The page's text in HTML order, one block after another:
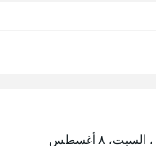
، السبت، ٨ أغسطس